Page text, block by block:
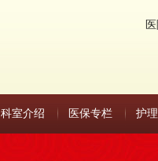
科室介绍 医保专栏 护